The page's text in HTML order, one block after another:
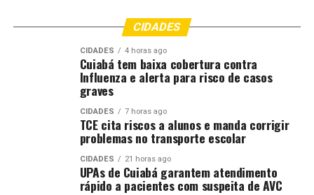
“Ao debater a autocomposição e a pacificação social, o
evento ensina os jovens a resolverem conflitos por meio
do diálogo e da mediação, que são competências
comportamentais altamente valorizadas no mercado de
trabalho. O debate sobre o acesso das juventudes à
Justiça expande o aprendizado para além do ensino
técnico, preparando o estudante para exercer uma
cidadania ativa e ética dentro e fora das indústrias”,
disse Paula Buono.
CIDADES
CIDADES 4 horas ago
Cuiabá tem baixa cobertura contra
Influenza e alerta para risco de casos
graves
CIDADES 7 horas ago
TCE cita riscos a alunos e manda corrigir
problemas no transporte escolar
CIDADES 21 horas ago
UPAs de Cuiabá garantem atendimento
rápido a pacientes com suspeita de AVC